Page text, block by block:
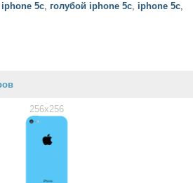
iphone 5c, голубой iphone 5c, iphone 5c,
256x256